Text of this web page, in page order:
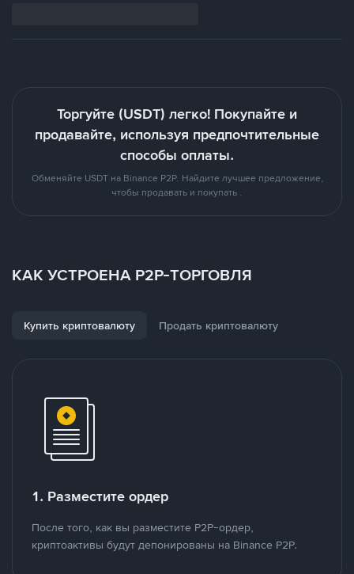
Торгуйте (USDT) легко! Покупайте и
продавайте, используя предпочтительные
способы оплаты.
Обменяйте USDT на Binance P2P. Найдите лучшее предложение,
чтобы продавать и покупать .
КАК УСТРОЕНА P2P-ТОРГОВЛЯ
Купить криптовалюту Продать криптовалюту
1. Разместите ордер
После того, как вы разместите P2P-ордер,
криптоактивы будут депонированы на Binance P2P.